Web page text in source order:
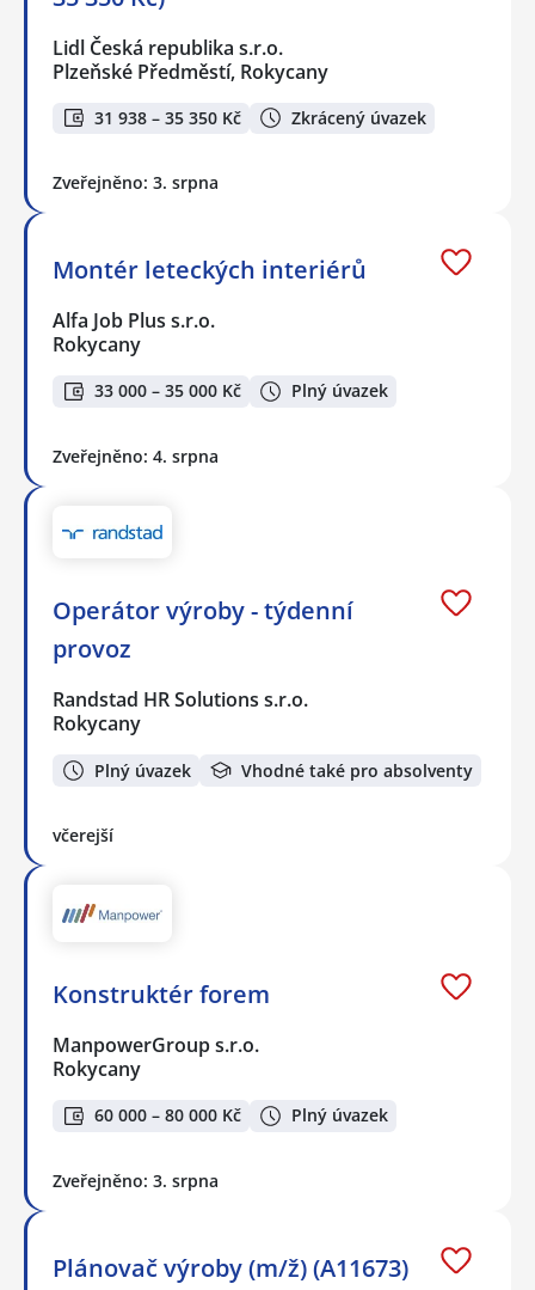
Lidl Česká republika s.r.o.
Plzeňské Předměstí, Rokycany
31 938 – 35 350 Kč Zkrácený úvazek
Zveřejněno: 3. srpna
Montér leteckých interiérů
Alfa Job Plus s.r.o.
Rokycany
33 000 – 35 000 Kč Plný úvazek
Zveřejněno: 4. srpna
Operátor výroby - týdenní
provoz
Randstad HR Solutions s.r.o.
Rokycany
Plný úvazek Vhodné také pro absolventy
včerejší
Konstruktér forem
ManpowerGroup s.r.o.
Rokycany
60 000 – 80 000 Kč Plný úvazek
Zveřejněno: 3. srpna
Plánovač výroby (m/ž) (A11673)